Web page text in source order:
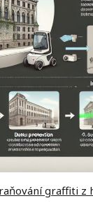
graffiti z